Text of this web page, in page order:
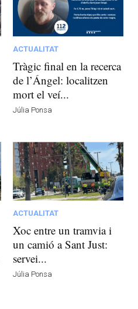
ACTUALITAT
Tràgic final en la recerca
de l’Ángel: localitzen
mort el veí...
Júlia Ponsa
ACTUALITAT
Xoc entre un tramvia i
un camió a Sant Just:
servei...
Júlia Ponsa